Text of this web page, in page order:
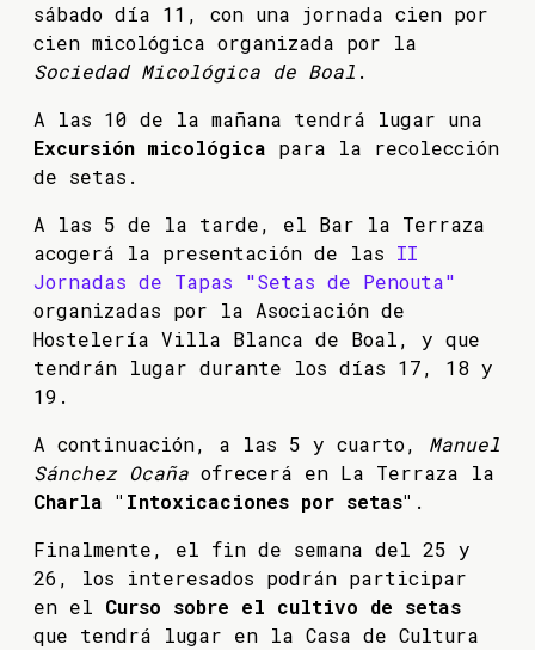
sábado día 11, con una jornada cien por
cien micológica organizada por la
Sociedad Micológica de Boal .
A las 10 de la mañana tendrá lugar una
Excursión micológica para la recolección
de setas.
A las 5 de la tarde, el Bar la Terraza
acogerá la presentación de las II
Jornadas de Tapas "Setas de Penouta"
organizadas por la Asociación de
Hostelería Villa Blanca de Boal, y que
tendrán lugar durante los días 17, 18 y
19.
A continuación, a las 5 y cuarto, Manuel
Sánchez Ocaña ofrecerá en La Terraza la
Charla "Intoxicaciones por setas" .
Finalmente, el fin de semana del 25 y
26, los interesados podrán participar
en el Curso sobre el cultivo de setas
que tendrá lugar en la Casa de Cultura